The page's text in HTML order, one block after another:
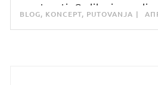
umetnosti. O slikarima-
BLOG, KONCEPT, PUTOVANJA